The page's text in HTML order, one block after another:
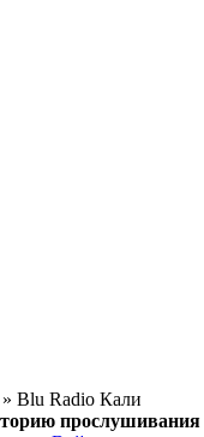
» Blu Radio Кали
прослушивания